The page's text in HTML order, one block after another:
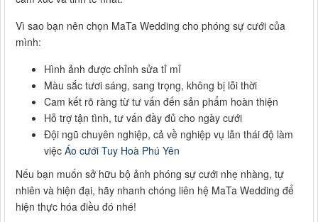
Vì sao bạn nên chọn MaTa Wedding cho phóng sự cưới của
mình:
Hình ảnh được chỉnh sửa tỉ mỉ
Màu sắc tươi sáng, sang trọng, không bị lỗi thời
Cam kết rõ ràng từ tư vấn đến sản phẩm hoàn thiện
Hỗ trợ tận tình, tư vấn đầy đủ cho ngày cưới
Đội ngũ chuyên nghiệp, cả về nghiệp vụ lẫn thái độ làm
việc Áo cưới Tuy Hoà Phú Yên
Nếu bạn muốn sở hữu bộ ảnh phóng sự cưới nhẹ nhàng, tự
nhiên và hiện đại, hãy nhanh chóng liên hệ MaTa Wedding để
hiện thực hóa điều đó nhé!